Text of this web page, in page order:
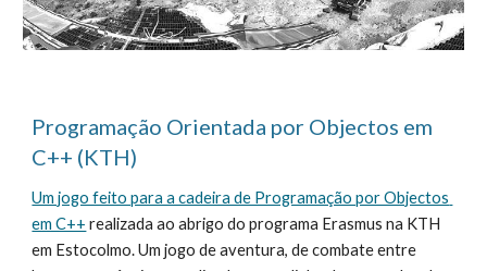
Programação Orientada por Objectos em
C++ (KTH)
Um jogo feito para a cadeira de Programação por Objectos
em C++ realizada ao abrigo do programa Erasmus na KTH
em Estocolmo. Um jogo de aventura, de combate entre